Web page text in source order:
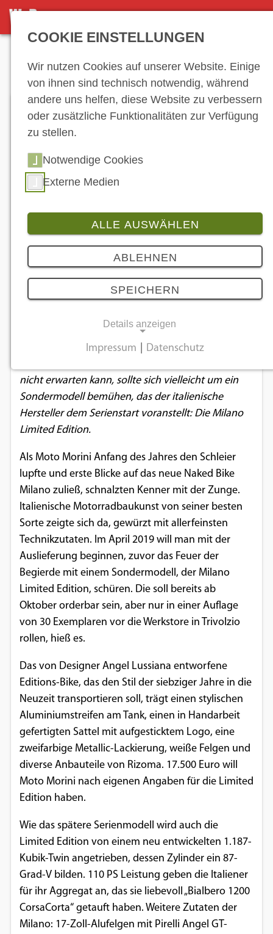
DETAILSEITE
7 Bilder
Moto Morini: Modellstart der Milano
mit Limited Edition
25.07.2018
Im April 2019 will Moto Morini sein neues Naked
nicht erwarten kann, sollte sich vielleicht um ein
Sondermodell bemühen, das der italienische
Hersteller dem Serienstart voranstellt: Die Milano
Limited Edition.
Als Moto Morini Anfang des Jahres den Schleier
lupfte und erste Blicke auf das neue Naked Bike
Milano zuließ, schnalzten Kenner mit der Zunge.
Italienische Motorradbaukunst von seiner besten
Sorte zeigte sich da, gewürzt mit allerfeinsten
Technikzutaten. Im April 2019 will man mit der
Auslieferung beginnen, zuvor das Feuer der
Begierde mit einem Sondermodell, der Milano
Limited Edition, schüren. Die soll bereits ab
Oktober orderbar sein, aber nur in einer Auflage
von 30 Exemplaren vor die Werkstore in Trivolzio
rollen, hieß es.
Das von Designer Angel Lussiana entworfene
Editions-Bike, das den Stil der siebziger Jahre in die
Neuzeit transportieren soll, trägt einen stylischen
Aluminiumstreifen am Tank, einen in Handarbeit
gefertigten Sattel mit aufgesticktem Logo, eine
zweifarbige Metallic-Lackierung, weiße Felgen und
diverse Anbauteile von Rizoma. 17.500 Euro will
Moto Morini nach eigenen Angaben für die Limited
Edition haben.
Wie das spätere Serienmodell wird auch die
Limited Edition von einem neu entwickelten 1.187-
Kubik-Twin angetrieben, dessen Zylinder ein 87-
Grad-V bilden. 110 PS Leistung geben die Italiener
für ihr Aggregat an, das sie liebevoll „Bialbero 1200
CorsaCorta“ getauft haben. Weitere Zutaten der
Milano: 17-Zoll-Alufelgen mit Pirelli Angel GT-
COOKIE EINSTELLUNGEN
Wir nutzen Cookies auf unserer Website. Einige
von ihnen sind technisch notwendig, während
andere uns helfen, diese Website zu verbessern
oder zusätzliche Funktionalitäten zur Verfügung
zu stellen.
Notwendige Cookies
Externe Medien
ALLE AUSWÄHLEN
ABLEHNEN
SPEICHERN
Details anzeigen
Notwendige Cookies ermöglichen
grundlegende Funktionen und sind für die
einwandfreie Funktion der Website
erforderlich.
Einverständnis-Cookie
Name:
cookie_consent
Zweck:
Dieser Cookie speichert die ausgewählten
Einverständnis-Optionen des Benutzers
Cookie Laufzeit:
1 Jahr
Um Inhalte von Videoplattformen und
Social Media Plattformen anzeigen zu
können, werden von diesen externen
Medien Cookies gesetzt.
YouTube
Vimeo
Google Maps
Anbieter:
Google
Impressum Datenschutz